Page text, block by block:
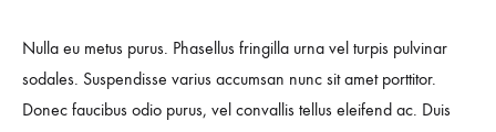
Nulla eu metus purus. Phasellus fringilla urna vel turpis pulvinar
sodales. Suspendisse varius accumsan nunc sit amet porttitor.
Donec faucibus odio purus, vel convallis tellus eleifend ac. Duis